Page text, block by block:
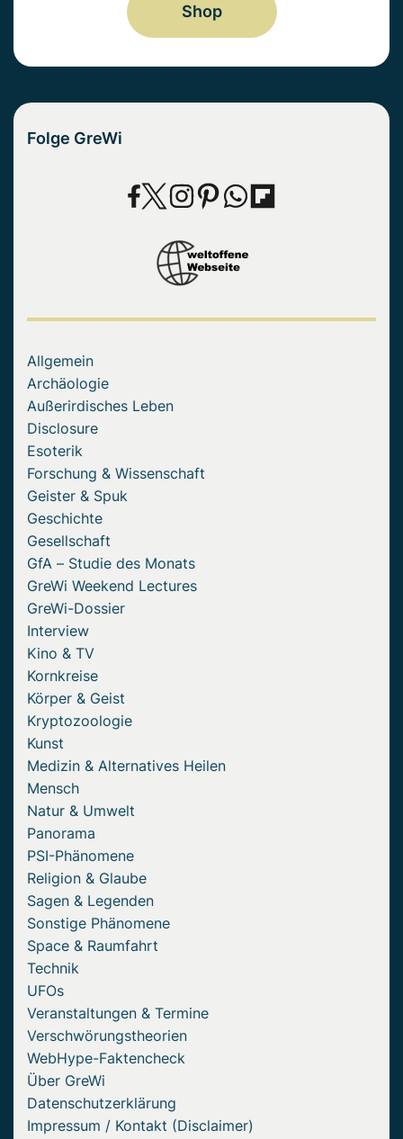
Shop
Folge GreWi
Allgemein
Archäologie
Außerirdisches Leben
Disclosure
Esoterik
Forschung & Wissenschaft
Geister & Spuk
Geschichte
Gesellschaft
GfA – Studie des Monats
GreWi Weekend Lectures
GreWi-Dossier
Interview
Kino & TV
Kornkreise
Körper & Geist
Kryptozoologie
Kunst
Medizin & Alternatives Heilen
Mensch
Natur & Umwelt
Panorama
PSI-Phänomene
Religion & Glaube
Sagen & Legenden
Sonstige Phänomene
Space & Raumfahrt
Technik
UFOs
Veranstaltungen & Termine
Verschwörungstheorien
WebHype-Faktencheck
Über GreWi
Datenschutzerklärung
Impressum / Kontakt (Disclaimer)